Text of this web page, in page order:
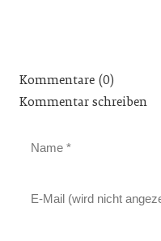
Kommentare (0)
Kommentar schreiben